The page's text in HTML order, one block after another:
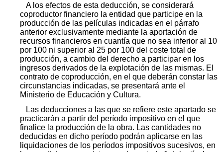
A los efectos de esta deducción, se considerará
coproductor financiero la entidad que participe en la
producción de las películas indicadas en el párrafo
anterior exclusivamente mediante la aportación de
recursos financieros en cuantía que no sea inferior al 10
por 100 ni superior al 25 por 100 del coste total de
producción, a cambio del derecho a participar en los
ingresos derivados de la explotación de las mismas. El
contrato de coproducción, en el que deberán constar las
circunstancias indicadas, se presentará ante el
Ministerio de Educación y Cultura.
Las deducciones a las que se refiere este apartado se
practicarán a partir del período impositivo en el que
finalice la producción de la obra. Las cantidades no
deducidas en dicho período podrán aplicarse en las
liquidaciones de los períodos impositivos sucesivos, en